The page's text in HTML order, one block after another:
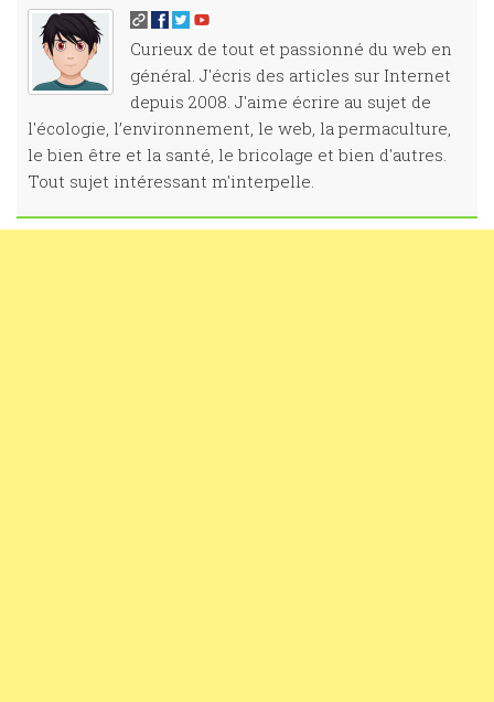
Curieux de tout et passionné du web en
général. J'écris des articles sur Internet
depuis 2008. J'aime écrire au sujet de
l'écologie, l’environnement, le web, la permaculture,
le bien être et la santé, le bricolage et bien d'autres.
Tout sujet intéressant m'interpelle.